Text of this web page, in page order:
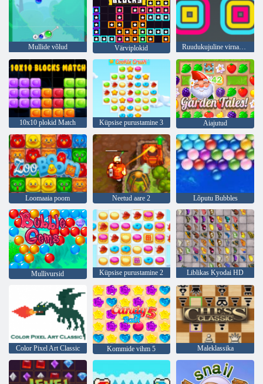
Mullide võlud Värviplokid Ruudukujuline virnastaja
10x10 plokid Match Küpsise purustamine 3 Aiajutud
Loomaaia poom Neetud aare 2 Lõputu Bubbles
Mullivursid Küpsise purustamine 2 Liblikas Kyodai HD
Color Pixel Art Classic Kommide vihm 5 Maleklassika